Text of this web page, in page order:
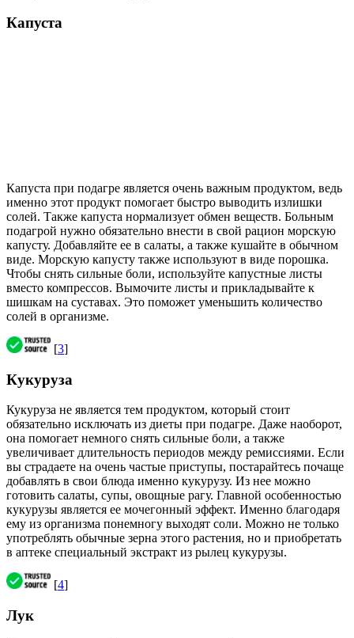
Капуста
Капуста при подагре является очень важным продуктом, ведь
именно этот продукт помогает быстро выводить излишки
солей. Также капуста нормализует обмен веществ. Больным
подагрой нужно обязательно внести в свой рацион морскую
капусту. Добавляйте ее в салаты, а также кушайте в обычном
виде. Морскую капусту также используют в виде порошка.
Чтобы снять сильные боли, используйте капустные листы
вместо компрессов. Вымочите листы и прикладывайте к
шишкам на суставах. Это поможет уменьшить количество
солей в организме.
[3]
Кукуруза
Кукуруза не является тем продуктом, который стоит
обязательно исключать из диеты при подагре. Даже наоборот,
она помогает немного снять сильные боли, а также
увеличивает длительность периодов между ремиссиями. Если
вы страдаете на очень частые приступы, постарайтесь почаще
добавлять в свои блюда именно кукурузу. Из нее можно
готовить салаты, супы, овощные рагу. Главной особенностью
кукурузы является ее мочегонный эффект. Именно благодаря
ему из организма понемногу выходят соли. Можно не только
употреблять обычные зерна этого растения, но и приобретать
в аптеке специальный экстракт из рылец кукурузы.
[4]
Лук